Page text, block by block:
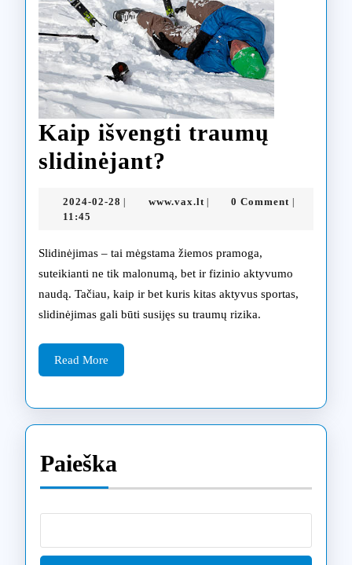
Kaip išvengti traumų
slidinėjant?
traumų
slidinėjant?
2024-02-28 2024-www.vax.ltwww.vax.lt0 Comment
11:45
Slidinėjimas – tai mėgstama žiemos pramoga,
suteikianti ne tik malonumą, bet ir fizinio aktyvumo
naudą. Tačiau, kaip ir bet kuris kitas aktyvus sportas,
slidinėjimas gali būti susijęs su traumų rizika.
Read More
More
Paieška